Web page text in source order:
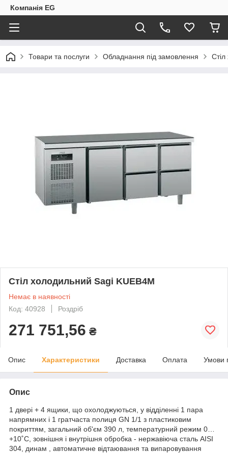
Компанія EG
Товари та послуги Обладнання під замовлення
Стіл холодильний Sagi KUEB4M
Немає в наявності
Код: 40928
Роздріб
271 751,56 ₴
Опис Характеристики Доставка Оплата Умови
Опис
1 двері + 4 ящики, що охолоджуються, у відділенні 1 пара
напрямних і 1 гратчаста полиця GN 1/1 з пластиковим
покриттям, загальний об'єм 390 л, температурний режим 0…
+10˚С, зовнішня і внутрішня обробка - нержавіюча сталь AISI
304, динам , автоматичне відтаювання та випаровування